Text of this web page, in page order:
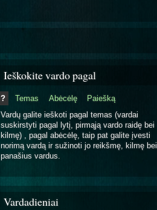
Ieškokite vardo pagal
? Temas Abėcėlę
Paiešką
Vardų galite ieškoti pagal temas (vardai
suskirstyti pagal lytį, pirmąją vardo raidę bei
kilmę) , pagal abėcėlę, taip pat galite įvesti
norimą vardą ir sužinoti jo reikšmę, kilmę bei
panašius vardus.
Vardadieniai